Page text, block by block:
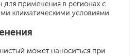
для применения в регионах с
климатическими условиями
может наноситься при